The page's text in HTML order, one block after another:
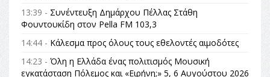
13:39 - Συνέντευξη Δημάρχου Πέλλας Στάθη
Φουντουκίδη στον Pella FM 103,3
14:44 - Κάλεσμα προς όλους τους εθελοντές αιμοδότες
14:23 - Όλη η Ελλάδα ένας πολιτισμός Μουσική
εγκατάσταση Πόλεμος και «Ειρήνη;» 5, 6 Αυγούστου 2026